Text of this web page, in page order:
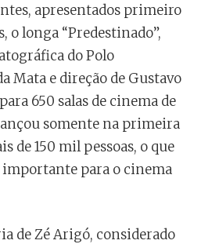
apresentados primeiro
o longa “Predestinado”,
do Polo
Mata e direção de Gustavo
650 salas de cinema de
somente na primeira
de 150 mil pessoas, o que
para o cinema
de Zé Arigó, considerado